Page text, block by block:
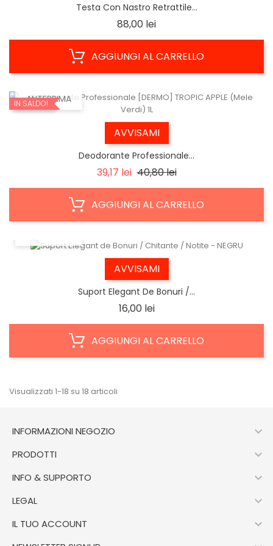
Testa Con Nastro Retrattile...
88,00 leiPrezzo
AGGIUNGI AL CARRELLO
ANTEPRIMA
IN SALDO!
AVVISAMI
Deodorante Professionale...
39,17 lei Prezzo
40,80 leiPrezzo
AGGIUNGI AL CARRELLO
AVVISAMI
Suport Elegant De Bonuri /...
16,00 leiPrezzo
AGGIUNGI AL CARRELLO
Visualizzati 1-18 su 18 articoli
INFORMAZIONI NEGOZIO 
PRODOTTI 
INFO & SUPPORTO 
LEGAL 
IL TUO ACCOUNT 